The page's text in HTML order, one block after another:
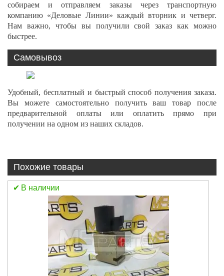
собираем и отправляем заказы через транспортную
компанию «Деловые Линии» каждый вторник и четверг.
Нам важно, чтобы вы получили свой заказ как можно
быстрее.
Самовывоз
Удобный, бесплатный и быстрый способ получения заказа.
Вы можете самостоятельно получить ваш товар после
предварительной оплаты или оплатить прямо при
получении на одном из наших складов.
Похожие товары
В наличии